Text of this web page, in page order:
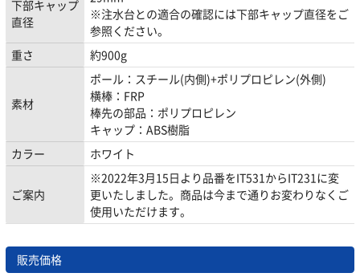
下部キャップ
直径
※注水台との適合の確認には下部キャップ直径をご
参照ください。
重さ
約900g
素材
ポール：スチール(内側)+ポリプロピレン(外側)
横棒：FRP
棒先の部品：ポリプロピレン
キャップ：ABS樹脂
カラー
ホワイト
ご案内
※2022年3月15日より品番をIT531からIT231に変
更いたしました。商品は今まで通りお変わりなくご
使用いただけます。
販売価格